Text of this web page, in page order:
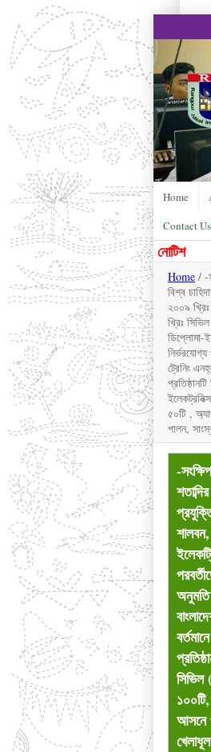
Home
Contact Us
নোটিশ
Home / -
বিশ্ব
২০০৯
খ্রিঃ
ডিপ্লোমা-
নির্ভরযোগ্য
ট্রেনিং
৫০টি ,
পালন,
-
অনুমতি
আসনে